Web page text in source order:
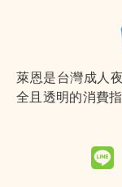
萊恩是台灣成人
全且透明的消費指